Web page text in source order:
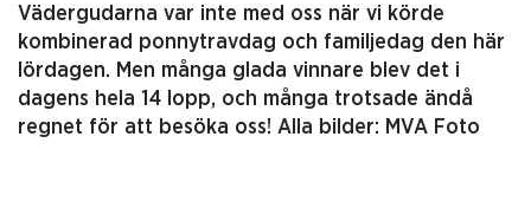
Vädergudarna var inte med oss när vi körde
kombinerad ponnytravdag och familjedag den här
lördagen. Men många glada vinnare blev det i
dagens hela 14 lopp, och många trotsade ändå
regnet för att besöka oss! Alla bilder: MVA Foto